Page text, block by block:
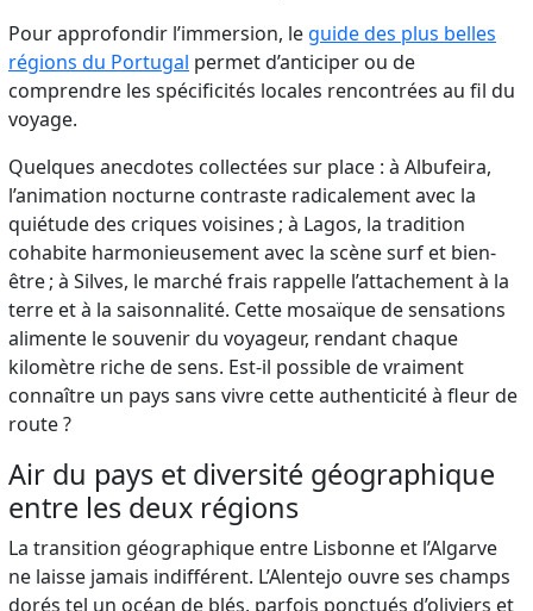
Pour approfondir l’immersion, le guide des plus belles
régions du Portugal permet d’anticiper ou de
comprendre les spécificités locales rencontrées au fil du
voyage.
Quelques anecdotes collectées sur place : à Albufeira,
l’animation nocturne contraste radicalement avec la
quiétude des criques voisines ; à Lagos, la tradition
cohabite harmonieusement avec la scène surf et bien-
être ; à Silves, le marché frais rappelle l’attachement à la
terre et à la saisonnalité. Cette mosaïque de sensations
alimente le souvenir du voyageur, rendant chaque
kilomètre riche de sens. Est-il possible de vraiment
connaître un pays sans vivre cette authenticité à fleur de
route ?
Air du pays et diversité géographique
entre les deux régions
La transition géographique entre Lisbonne et l’Algarve
ne laisse jamais indifférent. L’Alentejo ouvre ses champs
dorés tel un océan de blés, parfois ponctués d’oliviers et